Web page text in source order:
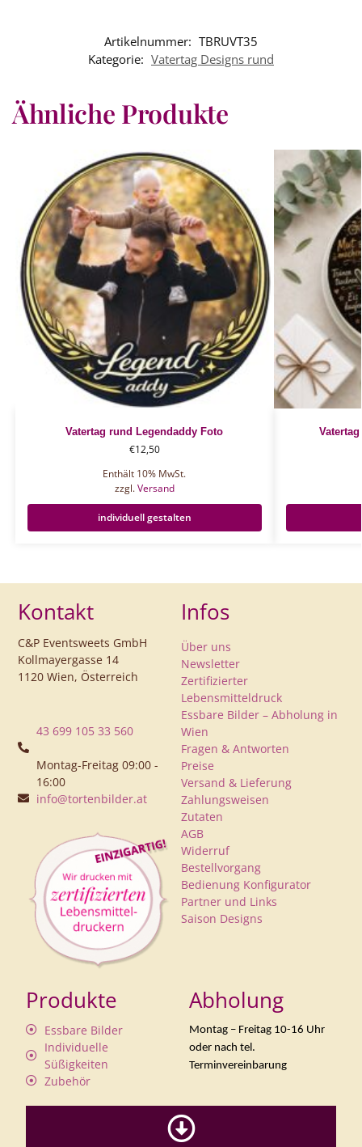
Artikelnummer: TBRUVT35
Kategorie: Vatertag Designs rund
Ähnliche Produkte
Vatertag rund Legendaddy Foto
€12,50
Enthält 10% MwSt.
zzgl.Versand
individuell gestalten
Kontakt
C&P Eventsweets GmbH
Kollmayergasse 14
1120 Wien, Österreich
43 699 105 33 560
Montag-Freitag 09:00 -
16:00
info@tortenbilder.at
Infos
Über uns
Newsletter
Zertifizierter
Lebensmitteldruck
Essbare Bilder – Abholung in
Wien
Fragen & Antworten
Preise
Versand & Lieferung
Zahlungsweisen
Zutaten
AGB
Widerruf
Bestellvorgang
Bedienung Konfigurator
Partner und Links
Saison Designs
Produkte
Essbare Bilder
Individuelle
Süßigkeiten
Zubehör
Abholung
Montag – Freitag 10-16 Uhr
oder nach tel.
Terminvereinbarung